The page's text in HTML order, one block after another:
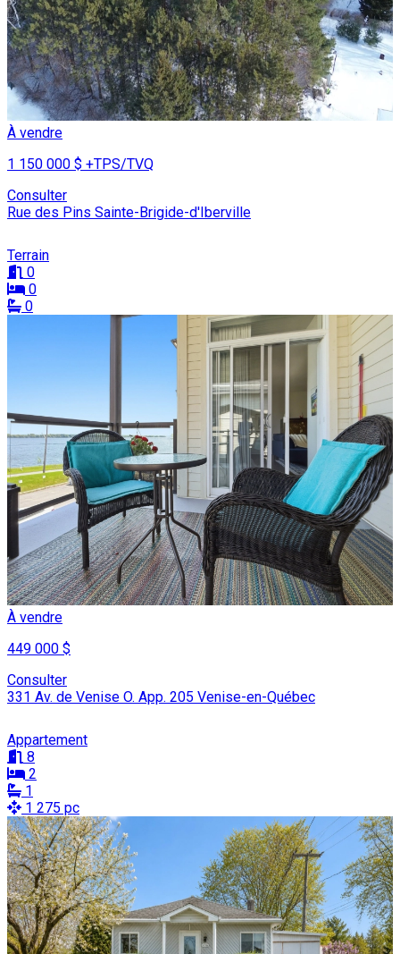
À vendre
1 150 000 $ +TPS/TVQ
Consulter
Rue des Pins Sainte-Brigide-d'Iberville
Terrain
0
0
0
À vendre
449 000 $
Consulter
331 Av. de Venise O. App. 205 Venise-en-Québec
Appartement
8
2
1
1 275 pc